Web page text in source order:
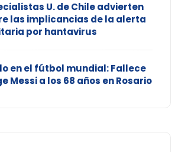
U. de Chile advierten
las implicancias de la alerta
por hantavirus
en el fútbol mundial: Fallece
Messi a los 68 años en Rosario